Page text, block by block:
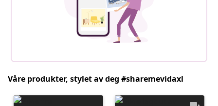
Våre produkter, stylet av deg #sharemevidaxl